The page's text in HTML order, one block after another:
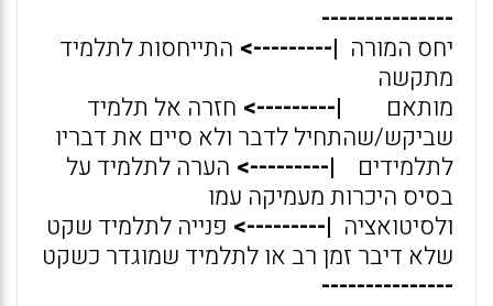
---------------
יחס המורה |---------> התייחסות לתלמיד
מתקשה
מותאם
|---------> חזרה אל תלמיד
שביקש/שהתחיל לדבר ולא סיים את דבריו
לתלמידים |---------> הערה לתלמיד על
בסיס היכרות מעמיקה עמו
ולסיטואציה |---------> פנייה לתלמיד שקט
שלא דיבר זמן רב או לתלמיד שמוגדר כשקט
---------------